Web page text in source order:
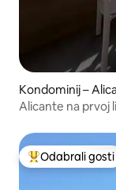
Kondominij –
Alicante na prvoj
Među najviše
Odabrali gosti